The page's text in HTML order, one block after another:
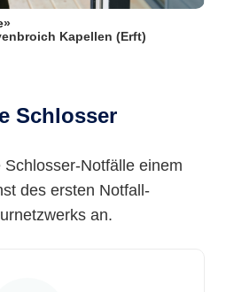
»
Kapellen (Erft)
Schlosser
Notfälle einem
des ersten Notfall-
an.